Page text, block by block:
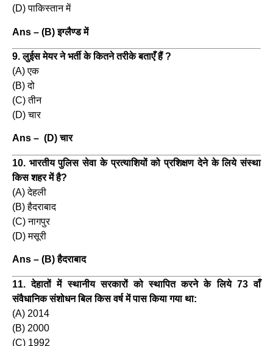
(D) पाकिस्तान में
Ans – (B) इग्लैण्ड में
9. लुईस मेयर ने भर्ती के कितने तरीके बताएँ हैं ?
(A) एक
(B) दो
(C) तीन
(D) चार
Ans – (D) चार
10. भारतीय पुलिस सेवा के प्रत्याशियों को प्रशिक्षण देने के लिये संस्था
किस शहर में है?
(A) देहली
(B) हैदराबाद
(C) नागपुर
(D) मसूरी
Ans – (B) हैदराबाद
11. देहातों में स्थानीय सरकारों को स्थापित करने के लिये 73 वाँ
संवैधानिक संशोधन बिल किस वर्ष में पास किया गया था:
(A) 2014
(B) 2000
(C) 1992